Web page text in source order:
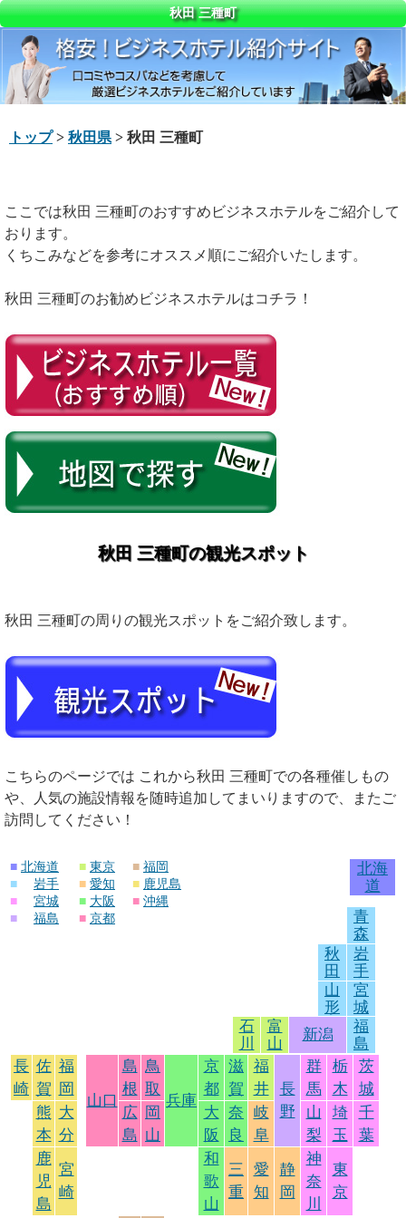
秋田 三種町
トップ> 秋田県 > 秋田 三種町
ここでは秋田 三種町のおすすめビジネスホテルをご紹介して
おります。
くちこみなどを参考にオススメ順にご紹介いたします。
秋田 三種町のお勧めビジネスホテルはコチラ！
秋田 三種町の観光スポット
秋田 三種町の周りの観光スポットをご紹介致します。
こちらのページでは これから秋田 三種町での各種催しもの
や、人気の施設情報を随時追加してまいりますので、またご
訪問してください！
■ 北海道
■
岩手
■
宮城
■
福島
■ 東京
■ 愛知
■ 大阪
■ 京都
■ 福岡
■ 鹿児島
■ 沖縄
北海
道
青
森
秋
田
岩
手
山
形
宮
城
石
川
富
山
新潟
福
島
長
崎
佐
賀
福
岡
山口
島
根
鳥
取
兵庫
京
都
滋
賀
福
井
長
野
群
馬
栃
木
茨
城
熊
本
大
分
広
島
岡
山
大
阪
奈
良
岐
阜
山
梨
埼
玉
千
葉
鹿
児
島
宮
崎
和
歌
山
三
重
愛
知
静
岡
神
奈
川
東
京